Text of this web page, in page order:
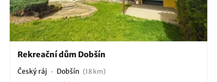
Rekreační dům Dobšín
Český ráj Dobšín (18 km)